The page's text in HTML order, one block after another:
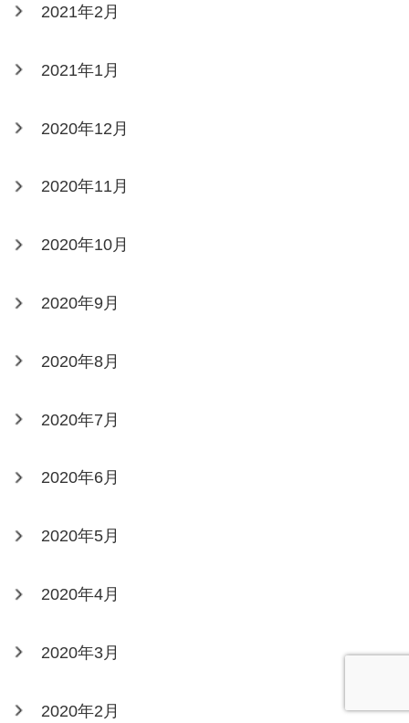
2021年2月
2021年1月
2020年12月
2020年11月
2020年10月
2020年9月
2020年8月
2020年7月
2020年6月
2020年5月
2020年4月
2020年3月
2020年2月